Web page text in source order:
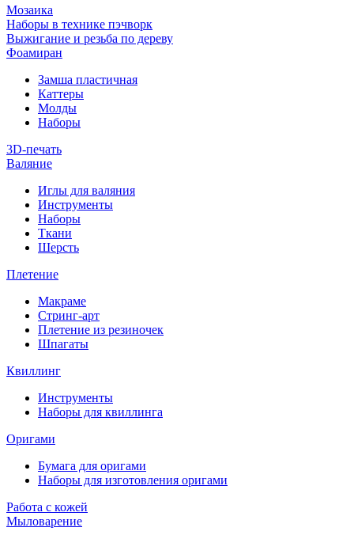
Мозаика
Наборы в технике пэчворк
Выжигание и резьба по дереву
Фоамиран
Замша пластичная
Каттеры
Молды
Наборы
3D-печать
Валяние
Иглы для валяния
Инструменты
Наборы
Ткани
Шерсть
Плетение
Макраме
Стринг-арт
Плетение из резиночек
Шпагаты
Квиллинг
Инструменты
Наборы для квиллинга
Оригами
Бумага для оригами
Наборы для изготовления оригами
Работа с кожей
Мыловарение